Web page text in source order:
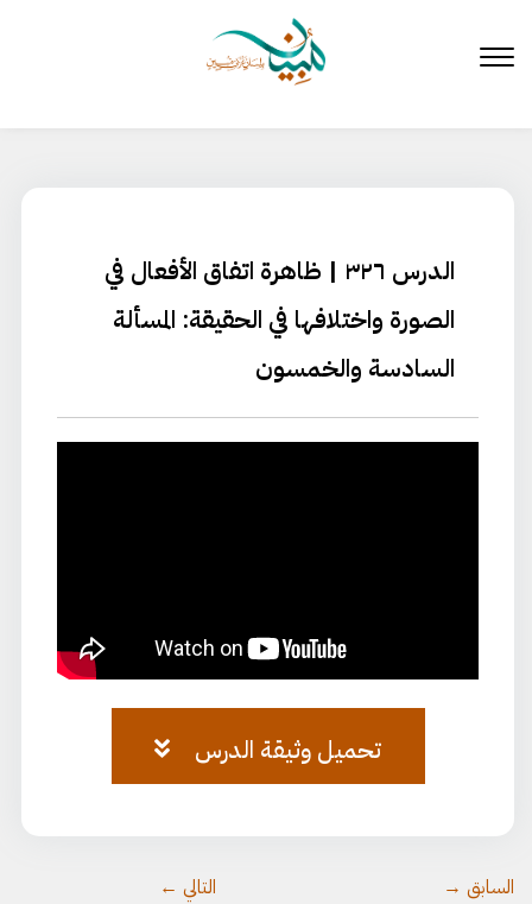
المحتوى
الدرس ٣٢٦ | ظاهرة اتفاق الأفعال في
الصورة واختلافها في الحقيقة: المسألة
السادسة والخمسون
تحميل وثيقة الدرس
السابق → التالي ←